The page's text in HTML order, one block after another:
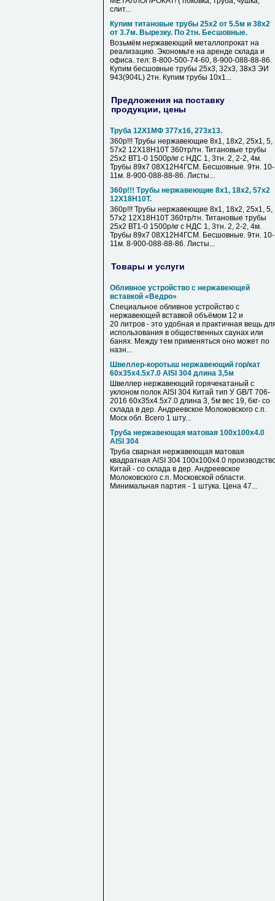
слит...
Купим титановые трубы 25х2 от 5.5м и 38х2
от 3.7м. Вырезку. По 2тн. Бесшовные.
Возьмём нержавеющий металлопрокат на
реализацию. Экономьте на аренде склада и
офиса. тел: 8-800-500-74-60, 8-900-088-88-86.
Купим бесшовные трубы 25х3, 32х3, 38х3 ЭИ
943(904L) 2тн. Купим трубы 10х1...
Предложения на поставку
продукции, цены
Труба 12Х1МФ 377х16, 273х13.
360р!!! Трубы нержавеющие 8х1, 18х2, 25х1, 5,
57х2 12Х18Н10Т 360тр/тн. Титановые трубы
25х2 ВТ1-0 1500р/кг с НДС 1, 3тн. 2, 2-2, 4м.
Трубы 89х7 08Х12Н4ГСМ. Бесшовные. 9тн. 10-
11м. 8-900-088-88-86. Листы...
360р!!! Трубы нержавеющие 8х1, 18х2, 57х2
12Х18Н10Т.
360р!!! Трубы нержавеющие 8х1, 18х2, 25х1, 5,
57х2 12Х18Н10Т 360тр/тн. Титановые трубы
25х2 ВТ1-0 1500р/кг с НДС 1, 3тн. 2, 2-2, 4м.
Трубы 89х7 08Х12Н4ГСМ. Бесшовные. 9тн. 10-
11м. 8-900-088-88-86. Листы...
Товары и услуги
Обливное устройство с нержавеющей
вставкой «Ведро»
Специальное обливное устройство с
нержавеющей вставкой объёмом 12 и
20 литров - это удобная и практичная вещь
использования в общественных саунах или
банях. Между тем применяться оно может по
назн...
Швеллер-коротыш нержавеющий гор/кат
60х35х4.5х7.0 AISI 304 длина 3,5м
Швеллер нержавеющий горячекатаный с
уклоном полок AISI 304 Китай тип У GB/T 706-
2016 60х35х4.5х7.0 длина 3, 5м вес 19, 6кг- со
склада в дер. Андреевское Молоковского с.п.
Моск обл. Всего 1 шту...
Труба нержавеющая матовая 100х100х4.0
AISI 304
Труба сварная нержавеющая матовая
квадратная AISI 304 100х100х4.0
Китай - со склада в дер. Андреевское
Молоковского с.п. Московской области.
Минимальная партия - 1 штука. Цена 47...